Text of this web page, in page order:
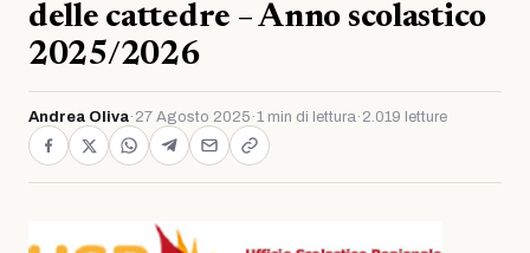
delle cattedre – Anno scolastico
2025/2026
Andrea Oliva· 27 Agosto 2025 ·1 min di lettura· 2.019 letture